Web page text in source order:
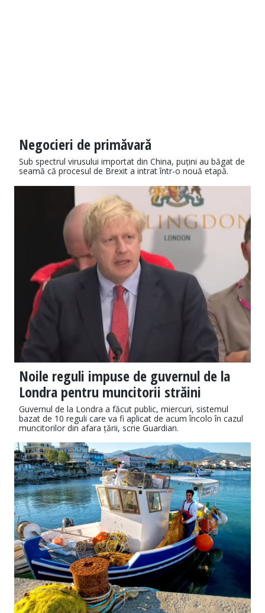
Negocieri de primăvară
Sub spectrul virusului importat din China, puțini au băgat de
seamă că procesul de Brexit a intrat într-o nouă etapă.
Noile reguli impuse de guvernul de la
Londra pentru muncitorii străini
Guvernul de la Londra a făcut public, miercuri, sistemul
bazat de 10 reguli care va fi aplicat de acum încolo în cazul
muncitorilor din afara țării, scrie Guardian.